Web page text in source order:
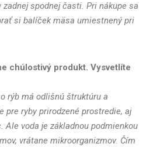
spodnej časti. Pri nákupe sa
si balíček mäsa umiestnený pri
chúlostivý produkt. Vysvetlíte
rýb má odlišnú štruktúru a
pre ryby prirodzené prostredie, aj
Ale voda je základnou podmienkou
vrátane mikroorganizmov. Čím